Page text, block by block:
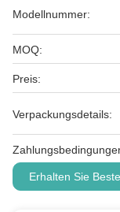
Modellnummer:
MOQ:
Preis:
Verpackungsdetails:
Erhalten Sie